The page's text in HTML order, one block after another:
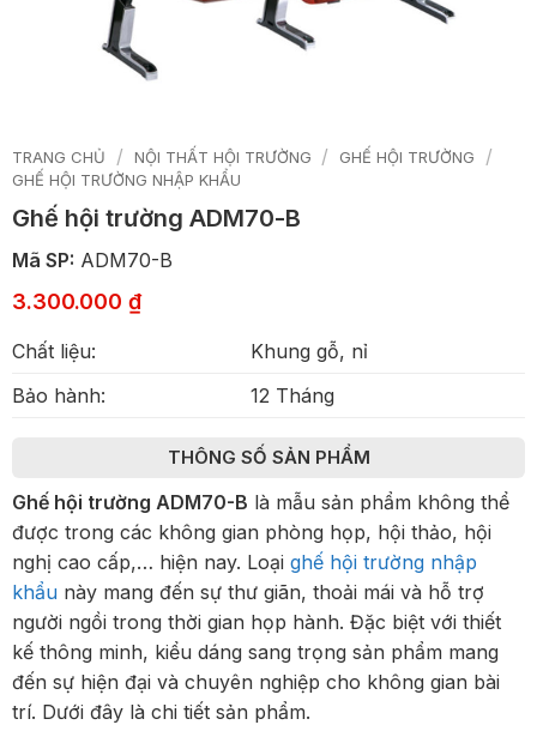
TRANG CHỦ / NỘI THẤT HỘI TRƯỜNG / GHẾ HỘI TRƯỜNG /
GHẾ HỘI TRƯỜNG NHẬP KHẨU
Ghế hội trường ADM70-B
Mã SP: ADM70-B
3.300.000 ₫
Chất liệu:
Khung gỗ, nỉ
Bảo hành:
12 Tháng
THÔNG SỐ SẢN PHẨM
Ghế hội trường ADM70-B là mẫu sản phẩm không thể
được trong các không gian phòng họp, hội thảo, hội
nghị cao cấp,… hiện nay. Loại ghế hội trường nhập
khẩu này mang đến sự thư giãn, thoải mái và hỗ trợ
người ngồi trong thời gian họp hành. Đặc biệt với thiết
kế thông minh, kiểu dáng sang trọng sản phẩm mang
đến sự hiện đại và chuyên nghiệp cho không gian bài
trí. Dưới đây là chi tiết sản phẩm.